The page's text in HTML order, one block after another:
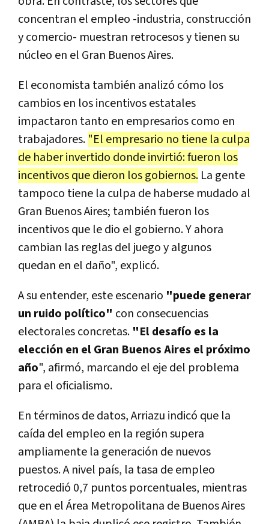
concentran el empleo -industria, construcción
y comercio- muestran retrocesos y tienen su
núcleo en el Gran Buenos Aires.
El economista también analizó cómo los
cambios en los incentivos estatales
impactaron tanto en empresarios como en
trabajadores. "El empresario no tiene la culpa
de haber invertido donde invirtió: fueron los
incentivos que dieron los gobiernos. La gente
tampoco tiene la culpa de haberse mudado al
Gran Buenos Aires; también fueron los
incentivos que le dio el gobierno. Y ahora
cambian las reglas del juego y algunos
quedan en el daño", explicó.
A su entender, este escenario "puede generar
un ruido político" con consecuencias
electorales concretas. "El desafío es la
elección en el Gran Buenos Aires el próximo
año", afirmó, marcando el eje del problema
para el oficialismo.
En términos de datos, Arriazu indicó que la
caída del empleo en la región supera
ampliamente la generación de nuevos
puestos. A nivel país, la tasa de empleo
retrocedió 0,7 puntos porcentuales, mientras
que en el Área Metropolitana de Buenos Aires